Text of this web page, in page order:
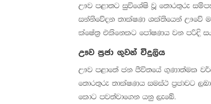
ඌව පළාතට සුවිශේෂි වූ තොරතුරු
සන්නිවේදන තාක්ෂණ ශක්තියෙන් ඌවේ
ක්ෂේත්‍ර එකිනෙකට පෝෂණය වන පරිදි
ඌව ප්‍රජා ගුවන් විදුලිය
ඌව පළාතේ ජන ජීවිතයේ ගුණාත්මක
තොරතුරු තාක්ෂණය සමස්ථ ප්‍රජාවට
කොට පවත්වාගෙන යනු ලැබේ.